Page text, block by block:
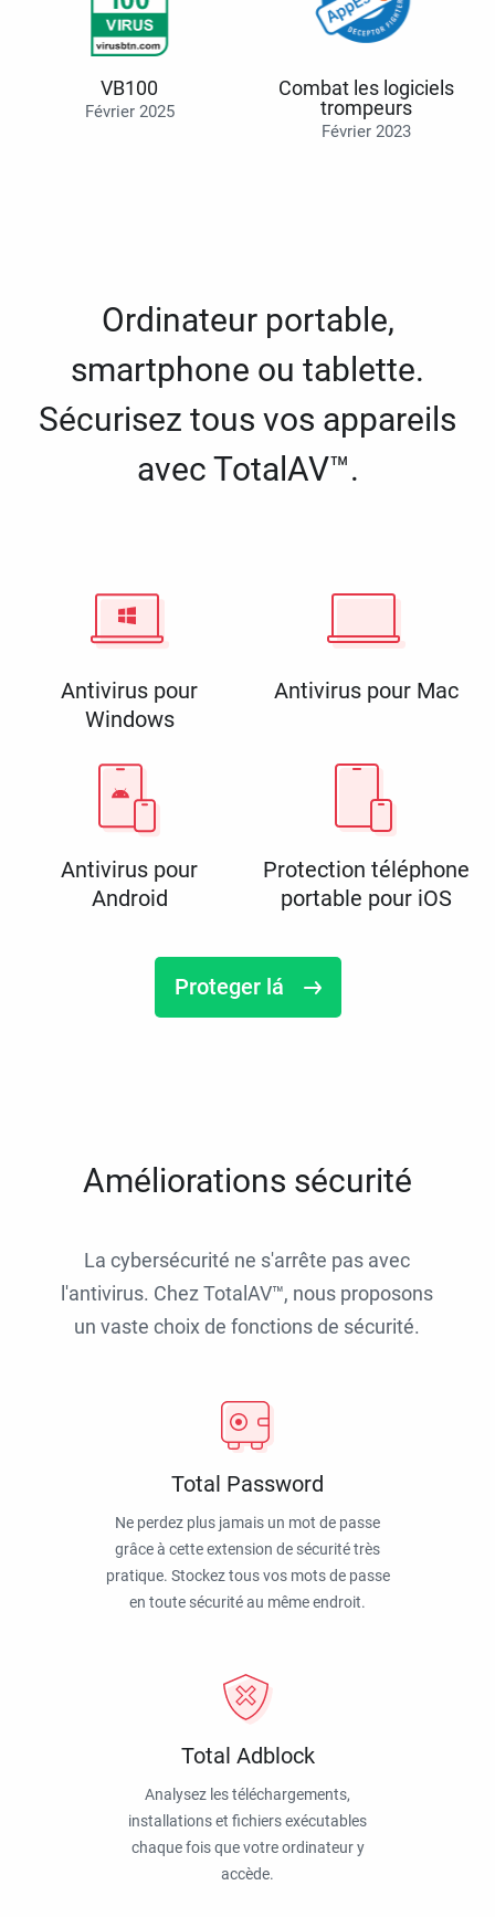
VB100
Février 2025
Combat les logiciels
trompeurs
Février 2023
Ordinateur portable,
smartphone ou tablette.
Sécurisez tous vos appareils
avec TotalAV™.
Antivirus pour
Windows
Antivirus pour Mac
Antivirus pour
Android
Protection téléphone
portable pour iOS
Proteger lá
Améliorations sécurité
La cybersécurité ne s'arrête pas avec
l'antivirus. Chez TotalAV™, nous proposons
un vaste choix de fonctions de sécurité.
Total Password
Ne perdez plus jamais un mot de passe
grâce à cette extension de sécurité très
pratique. Stockez tous vos mots de passe
en toute sécurité au même endroit.
Total Adblock
Analysez les téléchargements,
installations et fichiers exécutables
chaque fois que votre ordinateur y
accède.